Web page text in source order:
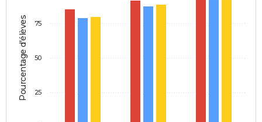
Pourcentage d'élèves 25
50
75